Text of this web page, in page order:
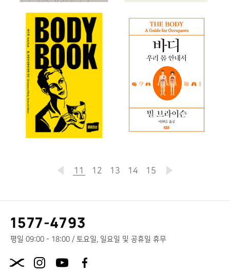
11
현
지
12 13 14 15
고
객
센
전
1577-4793
평일 09:00 - 18:00 / 토요일, 일요일 및 공휴일 휴무
X.com